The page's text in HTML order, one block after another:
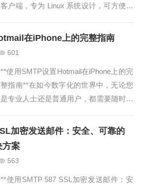
客户端，专为 Linux 系统设计，可方便地
是系统管理员，msmtp 都是一款功能强
探讨 ms...
在iPhone上的完整指南
601
**使用SMTP设置Hotmail在iPhone上的完
整指南**在如今数字化的世界中，无论您
是专业人士还是普通用户，都需要随时随
最受欢迎的智能手机之一，为我们提供了
便捷的电子邮件服务。今天，我将向您介
绍如何在iPhone上设置Hotmail邮箱，以
加密发送邮件：安全、可靠的
方案
563
**使用SMTP 587 SSL加密发送邮件：安